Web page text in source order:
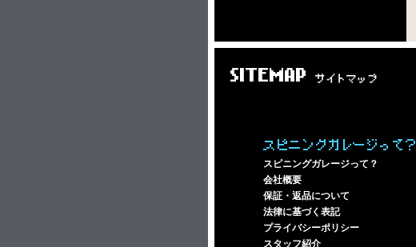
SITEMAP サイトマップ
スピニングガレージって？
スピニングガレージって？
会社概要
保証・返品について
法律に基づく表記
プライバシーポリシー
スタッフ紹介